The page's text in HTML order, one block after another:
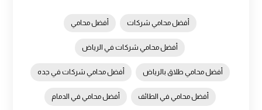
أفضل محامي أفضل محامي شركات
أفضل محامي شركات في الرياض
أفضل محامي شركات في جده أفضل محامي طلاق بالرياض
أفضل محامي في الدمام أفضل محامي في الطائف